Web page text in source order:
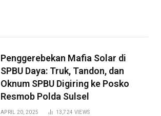
Penggerebekan Mafia Solar di
SPBU Daya: Truk, Tandon, dan
Oknum SPBU Digiring ke Posko
Resmob Polda Sulsel
APRIL 20, 2025 13,724 VIEWS